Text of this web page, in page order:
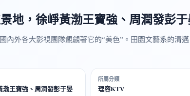
地，徐崢黃渤王寶強、周潤發彭
內外各大影視團隊覬覦著它的“美色”。田園文藝系的
渤王寶強、周潤發彭于晏
所屬分類
理容KTV